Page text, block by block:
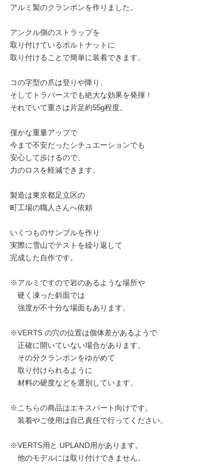
アルミ製のクランポンを作りました。
アンクル側のストラップを
取り付けているボルトナットに
取り付けることで簡単に装着できます。
コの字型の爪は登りや降り、
そしてトラバースでも絶大な効果を発揮！
それでいて重さは片足約55g程度。
僅かな重量アップで
今まで不安だったシチュエーションでも
安心して歩けるので、
力のロスを軽減できます。
製造は東京都足立区の
町工場の職人さんへ依頼
いくつものサンプルを作り
実際に雪山でテストを繰り返して
完成した自作です。
※アルミですので岩のあるような場所や
硬く凍った斜面では
強度が不十分な場面もあります。
※VERTS の穴の位置は個体差があるようで
正確に開いていない場合があります。
その分クランポンをゆがめて
取り付けられるように
材料の硬度などを選別しています。
※こちらの商品はエキスパート向けです。
装着やご使用は自己責任で行ってください。
※VERTS用と UPLAND用があります。
他のモデルには取り付けできません。